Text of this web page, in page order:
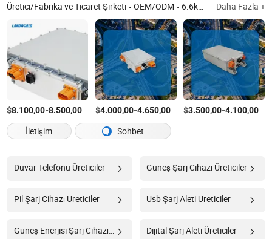
Üretici/Fabrika ve Ticaret Şirketi OEM/ODM 6.6kW - 40kW Araç İçi Şarj Cihazı, 1.5kW- 6kW DC/DC Dönüştürücü, İki Bir Arada Entegrasyon (6.6kW Araç İçi Şarj Cihazı+ 2.5kW DC/DC Dönüştürücü), İki Bir Arada Entegrasyon (11kW Araç İçi Şarj Cihazı+ 3.5kW DC/DC Dönüştürücü), Üç Bir Arada Entegrasyon (6.6kW Araç İçi Şarj Cihazı+ 2.5kW DC/DC Dönüştürücü+ PDU) Daha Fazla +
$8.100,00-8.500,00/Parça
$4.000,00-4.650,00/Parça
$3.500,00-4.100,00/
İletişim
Sohbet
Duvar Telefonu Üreticiler Güneş Şarj Cihazı Üreticiler
Pil Şarj Cihazı Üreticiler Usb Şarj Aleti Üreticiler
Dijital Şarj Aleti Üreticiler